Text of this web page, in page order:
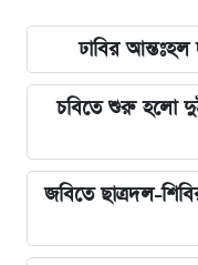
ঢাবির আন্তঃহল
চবিতে শুরু হলো
জবিতে ছাত্রদল-